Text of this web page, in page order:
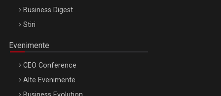
Business Digest
Stiri
Evenimente
CEO Conference
Alte Evenimente